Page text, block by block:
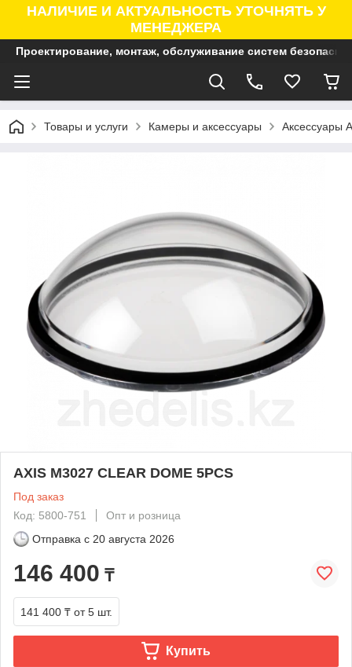
НАЛИЧИЕ И АКТУАЛЬНОСТЬ УТОЧНЯТЬ У
МЕНЕДЖЕРА
Проектирование, монтаж, обслуживание систем
Товары и услуги Камеры и аксессуары Аксессуары
AXIS M3027 CLEAR DOME 5PCS
Под заказ
Код: 5800-751
Опт и розница
Отправка с 20 августа 2026
146 400 ₸
141 400 ₸ от 5 шт.
Купить